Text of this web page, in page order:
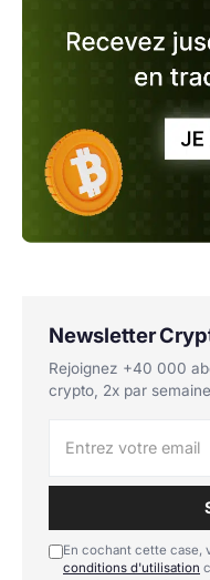
Newsletter
Rejoignez +40 000
crypto, 2x par
En cochant cette case,
conditions d'utilisation